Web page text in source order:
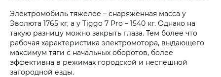
Электромобиль тяжелее – снаряженная масса у
Эволюта 1765 кг, а у Tiggo 7 Pro – 1540 кг. Однако на
такую разницу можно закрыть глаза. Тем более что
рабочая характеристика электромотора, выдающего
максимум тяги с начальных оборотов, более
эффективна в режимах городской и неспешной
загородной езды.